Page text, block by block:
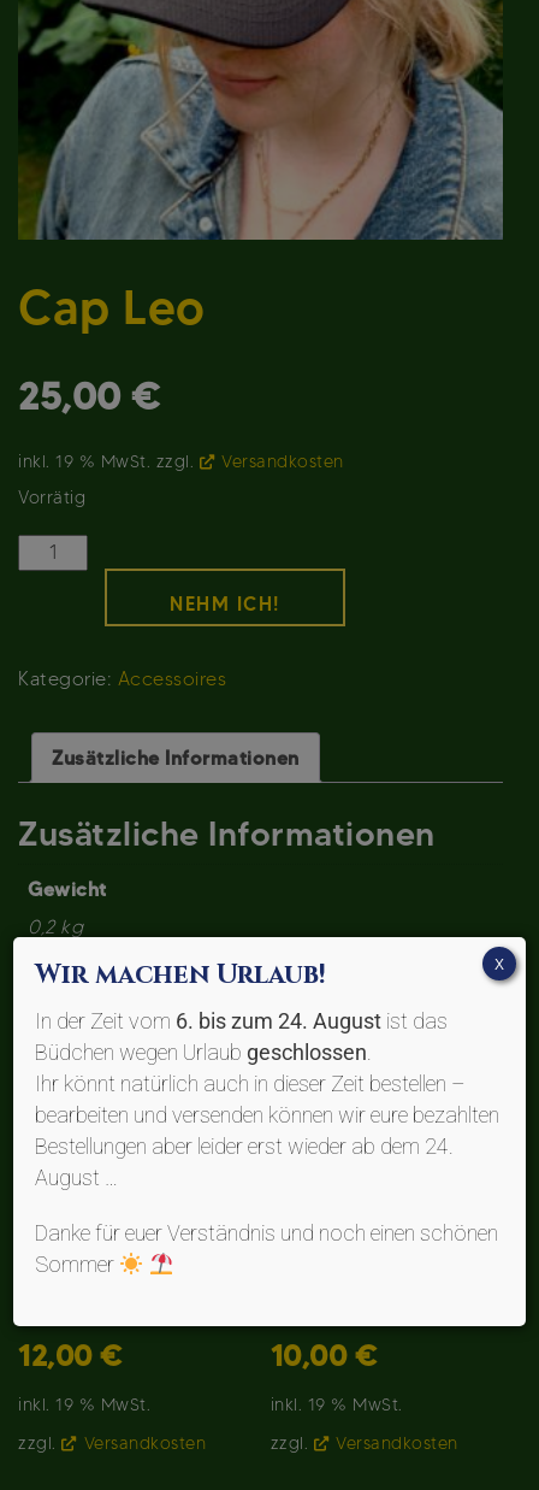
Cap Leo
25,00 €
inkl. 19 % MwSt. zzgl.
Versandkosten
Vorrätig
Cap
Leo
NEHM ICH!
Kategorie: Accessoires
Zusätzliche Informationen
Zusätzliche Informationen
Gewicht
0,2 kg
Ähnliche Produkte
12,00 €
inkl. 19 % MwSt.
zzgl.
Versandkosten
10,00 €
inkl. 19 % MwSt.
zzgl.
Versandkosten
Wir machen Urlaub!
In der Zeit vom 6. bis zum 24. August ist das
Büdchen wegen Urlaub geschlossen
Ihr könnt natürlich auch in dieser Zeit bestellen –
bearbeiten und versenden können wir eure bezahlten
Bestellungen aber leider erst wieder ab dem 24.
August …
Danke für euer Verständnis und noch einen schönen
Sommer
X